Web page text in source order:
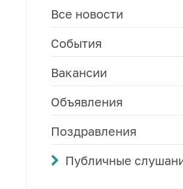
Все новости
События
Вакансии
Объявления
Поздравления
Публичные